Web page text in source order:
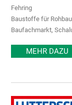
Fehring
Baustoffe für
Baufachmarkt,
MEHR DAZU